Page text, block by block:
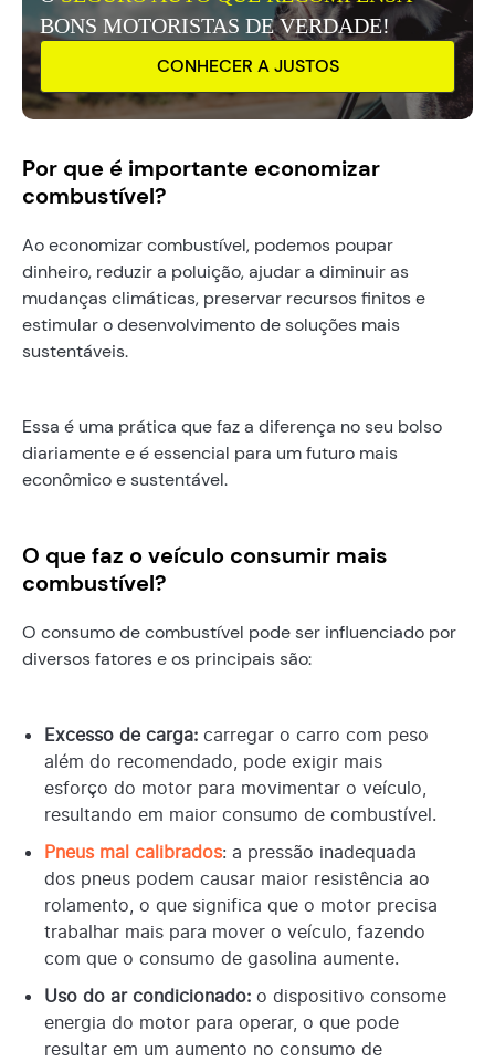
BONS MOTORISTAS DE VERDADE!
CONHECER A JUSTOS
Por que é importante economizar
combustível?
Ao economizar combustível, podemos poupar
dinheiro, reduzir a poluição, ajudar a diminuir as
mudanças climáticas, preservar recursos finitos e
estimular o desenvolvimento de soluções mais
sustentáveis.
Essa é uma prática que faz a diferença no seu bolso
diariamente e é essencial para um futuro mais
econômico e sustentável.
O que faz o veículo consumir mais
combustível?
O consumo de combustível pode ser influenciado por
diversos fatores e os principais são:
Excesso de carga: carregar o carro com peso
além do recomendado, pode exigir mais
esforço do motor para movimentar o veículo,
resultando em maior consumo de combustível.
Pneus mal calibrados: a pressão inadequada
dos pneus podem causar maior resistência ao
rolamento, o que significa que o motor precisa
trabalhar mais para mover o veículo, fazendo
com que o consumo de gasolina aumente.
Uso do ar condicionado: o dispositivo consome
energia do motor para operar, o que pode
resultar em um aumento no consumo de